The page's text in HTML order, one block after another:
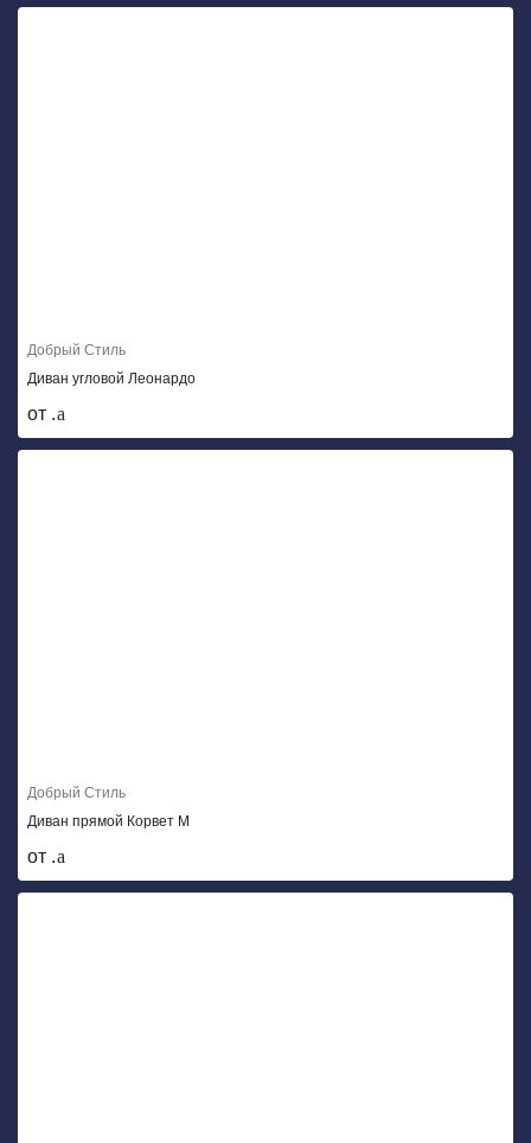
Добрый Стиль
Диван угловой Леонардо
от .
Добрый Стиль
Диван прямой Корвет М
от .